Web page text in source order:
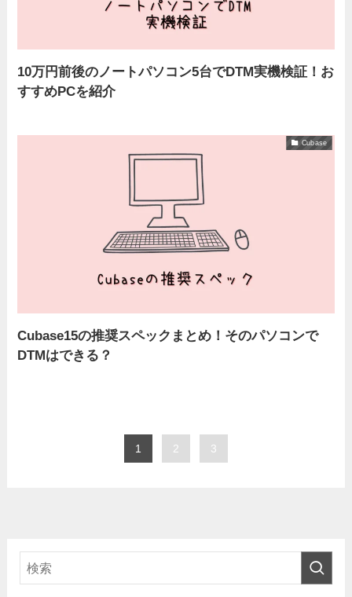
10万円前後のノートパソコン5台でDTM実機検証！お
すすめPCを紹介
Cubase
Cubase15の推奨スペックまとめ！そのパソコンで
DTMはできる？
1 2 3